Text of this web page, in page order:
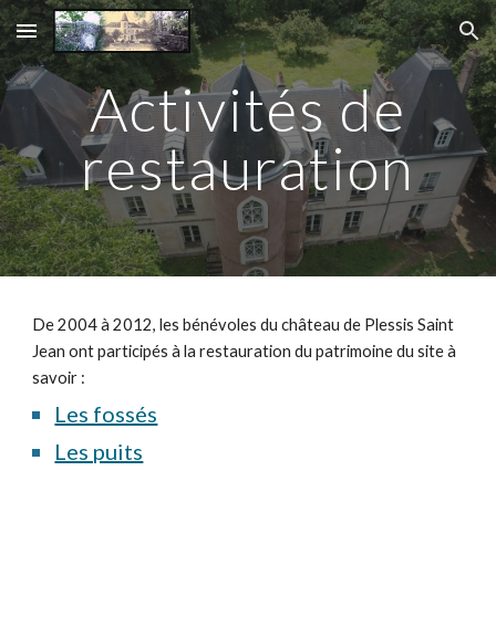
Skip to main content Skip to navigation
Activités de
restauration
De 2004 à 2012, les bénévoles du château de Plessis Saint
Jean ont participés à la restauration du patrimoine du site à
savoir :
Les fossés
Les puits